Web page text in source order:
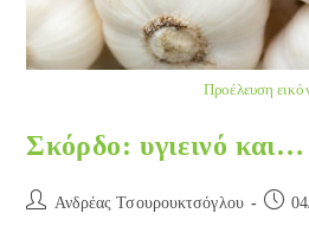
Προέλευση
Σκόρδο: υγιεινό
Post Ανδρέας Τσουρουκτσόγλου
Post